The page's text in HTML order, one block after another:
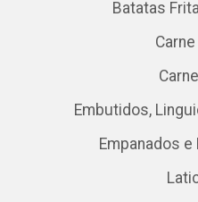
Batatas
Embutidos,
Empanados